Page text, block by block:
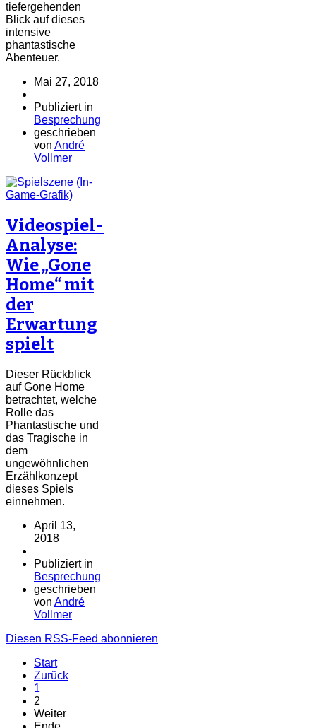
tiefergehenden
Blick auf dieses
intensive
phantastische
Abenteuer.
Mai 27, 2018
Publiziert in
Besprechung
geschrieben
von André
Vollmer
Videospiel-
Analyse:
Wie „Gone
Home“ mit
der
Erwartung
spielt
Dieser Rückblick
auf Gone Home
betrachtet, welche
Rolle das
Phantastische und
das Tragische in
dem
ungewöhnlichen
Erzählkonzept
dieses Spiels
einnehmen.
April 13,
2018
Publiziert in
Besprechung
geschrieben
von André
Vollmer
Diesen RSS-Feed abonnieren
Start
Zurück
1
2
Weiter